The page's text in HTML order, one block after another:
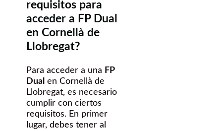
requisitos para
acceder a FP Dual
en Cornellà de
Llobregat?
Para acceder a una FP
Dual en Cornellà de
Llobregat, es necesario
cumplir con ciertos
requisitos. En primer
lugar, debes tener al